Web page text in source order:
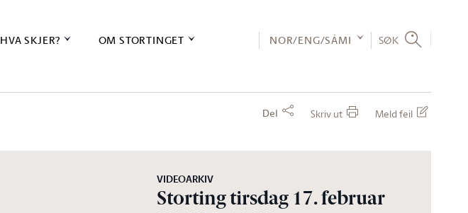
HVA SKJER? OM STORTINGET NOR/ENG/SÁMI SØK
Del Skriv ut Meld feil
VIDEOARKIV
Storting tirsdag 17. februar